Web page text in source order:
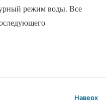
режим воды. Все
Наверх